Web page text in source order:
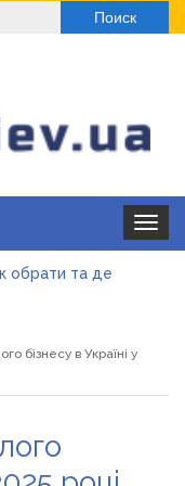
Toggle
обрати та де
серед компаній з
бізнесу в Україні у